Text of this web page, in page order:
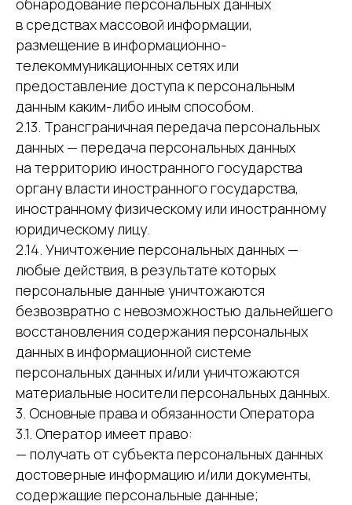
обнародование персональных данных
в средствах массовой информации,
размещение в информационно-
телекоммуникационных сетях или
предоставление доступа к персональным
данным каким-либо иным способом.
2.13. Трансграничная передача персональных
данных — передача персональных данных
на территорию иностранного государства
органу власти иностранного государства,
иностранному физическому или иностранному
юридическому лицу.
2.14. Уничтожение персональных данных —
любые действия, в результате которых
персональные данные уничтожаются
безвозвратно с невозможностью дальнейшего
восстановления содержания персональных
данных в информационной системе
персональных данных и/или уничтожаются
материальные носители персональных данных.
3. Основные права и обязанности Оператора
3.1. Оператор имеет право:
— получать от субъекта персональных данных
достоверные информацию и/или документы,
содержащие персональные данные;